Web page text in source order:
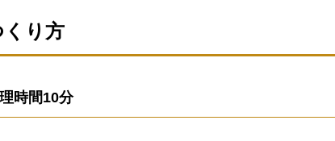
くり方
時間10分